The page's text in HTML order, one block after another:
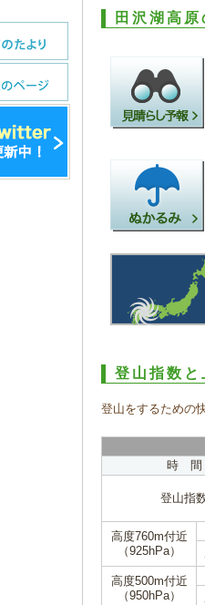
田沢湖高
登山指数と
登山をするための
時 間
登山指
高度760m付近
（925hPa）
高度500m付近
（950hPa）